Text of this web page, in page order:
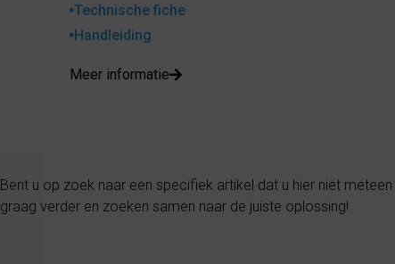
Technische fiche
Handleiding
Meer informatie
Bent u op zoek naar een specifiek artikel dat u hier niet
graag verder en zoeken samen naar de juiste oplossing!